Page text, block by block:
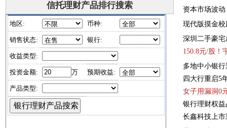
信托理财产品排行搜索
资本市场波动
现代版摸金校
深圳二手豪
150.8元/股 ！
多地中小银
四大行重启5
女子用漏洞0
银行理财权
长鑫科技上市